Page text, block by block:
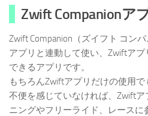
Zwift Companionア
Zwift Companion（ズイフト コン
アプリと連動して使い、Zwiftア
できるアプリです。
もちろんZwiftアプリだけの使用で
不便を感じていなければ、Zwift
ニングやフリーライド、レースに